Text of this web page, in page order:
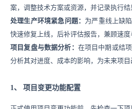
案，调整技术方案或资源，并记录执行结
处理生产环境紧急问题： 为严重线上缺
快速修复上线，后补评估报告，兼顾速度
项目复盘与数据分析： 在项目中期或结
分析其对进度、成本的影响，为未来项目
1、 项目变更功能配置